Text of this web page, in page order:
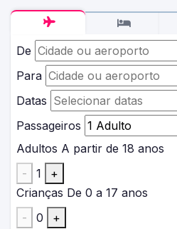
De
Para
Datas
Passageiros
Adultos A partir de 18 anos
-
1
+
Crianças De 0 a 17 anos
-
0
+